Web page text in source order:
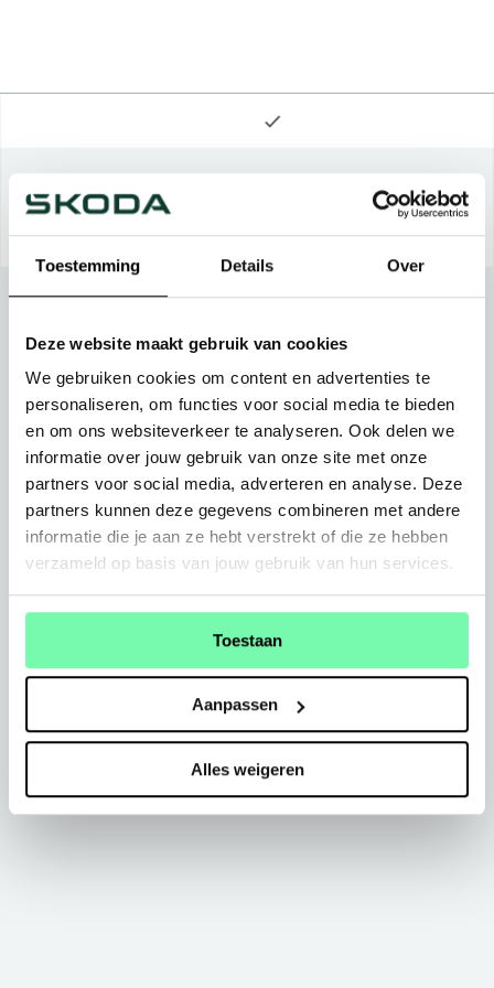
Toestemming Details Over
Deze website maakt gebruik van cookies
We gebruiken cookies om content en advertenties te
personaliseren, om functies voor social media te bieden
en om ons websiteverkeer te analyseren. Ook delen we
informatie over jouw gebruik van onze site met onze
partners voor social media, adverteren en analyse. Deze
partners kunnen deze gegevens combineren met andere
informatie die je aan ze hebt verstrekt of die ze hebben
verzameld op basis van jouw gebruik van hun services.
Toestaan
Aanpassen
Alles weigeren